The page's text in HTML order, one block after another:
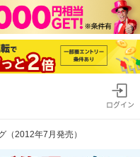
ログイン
（2012年7月発売）